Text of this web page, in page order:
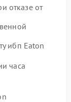
отказе от
ибп Eaton
часа